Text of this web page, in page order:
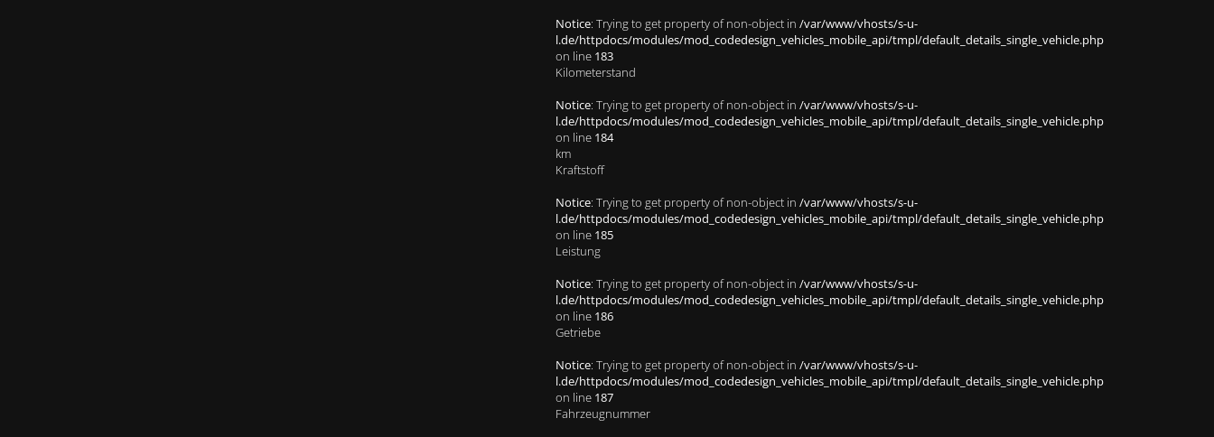
Notice: Trying to get property of non-object in /var/www/vhosts/s-u-
l.de/httpdocs/modules/mod_codedesign_vehicles_mobile_api/tmpl/default_details_single_vehicle.php
on line 183
Kilometerstand
Notice: Trying to get property of non-object in /var/www/vhosts/s-u-
l.de/httpdocs/modules/mod_codedesign_vehicles_mobile_api/tmpl/default_details_single_vehicle.php
on line 184
km
Kraftstoff
Notice: Trying to get property of non-object in /var/www/vhosts/s-u-
l.de/httpdocs/modules/mod_codedesign_vehicles_mobile_api/tmpl/default_details_single_vehicle.php
on line 185
Leistung
Notice: Trying to get property of non-object in /var/www/vhosts/s-u-
l.de/httpdocs/modules/mod_codedesign_vehicles_mobile_api/tmpl/default_details_single_vehicle.php
on line 186
Getriebe
Notice: Trying to get property of non-object in /var/www/vhosts/s-u-
l.de/httpdocs/modules/mod_codedesign_vehicles_mobile_api/tmpl/default_details_single_vehicle.php
on line 187
Fahrzeugnummer